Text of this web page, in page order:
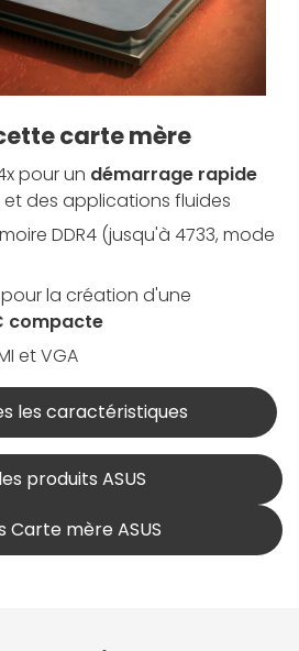
carte mère
pour un démarrage rapide
des applications fluides
DDR4 (jusqu'à 4733, mode
pour la création d'une
compacte
et VGA
les caractéristiques
produits ASUS
Carte mère ASUS